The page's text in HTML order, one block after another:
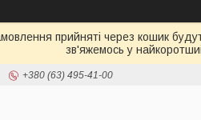
прийняті через кошик
зв'яжемось у
+380 (63) 495-41-00